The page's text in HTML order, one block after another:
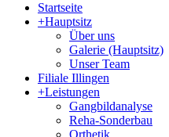
Startseite
+Hauptsitz
Über uns
Galerie (Hauptsitz)
Unser Team
Filiale Illingen
+Leistungen
Gangbildanalyse
Reha-Sonderbau
Orthetik